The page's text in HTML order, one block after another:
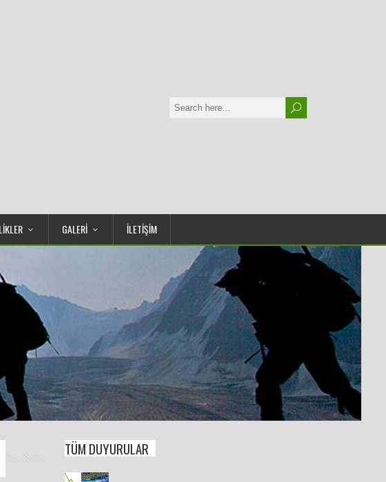
GALERİ İLETİŞİM
TÜM DUYURULAR